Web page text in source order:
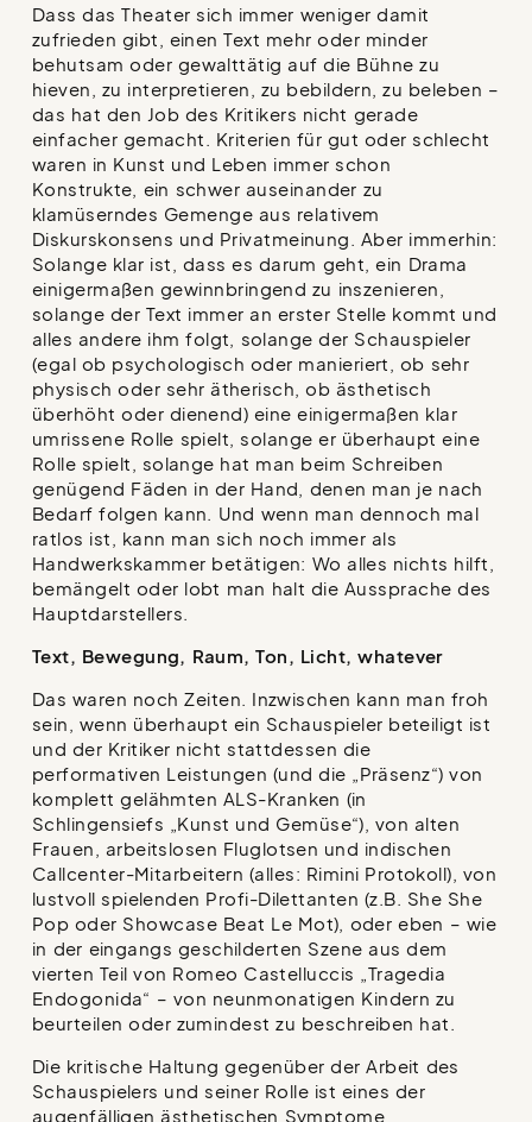
Dass das Theater sich immer weniger damit
zufrieden gibt, einen Text mehr oder minder
behutsam oder gewalttätig auf die Bühne zu
hieven, zu interpretieren, zu bebildern, zu beleben –
das hat den Job des Kritikers nicht gerade
einfacher gemacht. Kriterien für gut oder schlecht
waren in Kunst und Leben immer schon
Konstrukte, ein schwer auseinander zu
klamüserndes Gemenge aus relativem
Diskurskonsens und Privatmeinung. Aber immerhin:
Solange klar ist, dass es darum geht, ein Drama
einigermaßen gewinnbringend zu inszenieren,
solange der Text immer an erster Stelle kommt und
alles andere ihm folgt, solange der Schauspieler
(egal ob psychologisch oder manieriert, ob sehr
physisch oder sehr ätherisch, ob ästhetisch
überhöht oder dienend) eine einigermaßen klar
umrissene Rolle spielt, solange er überhaupt eine
Rolle spielt, solange hat man beim Schreiben
genügend Fäden in der Hand, denen man je nach
Bedarf folgen kann. Und wenn man dennoch mal
ratlos ist, kann man sich noch immer als
Handwerkskammer betätigen: Wo alles nichts hilft,
bemängelt oder lobt man halt die Aussprache des
Hauptdarstellers.
Text, Bewegung, Raum, Ton, Licht, whatever
Das waren noch Zeiten. Inzwischen kann man froh
sein, wenn überhaupt ein Schauspieler beteiligt ist
und der Kritiker nicht stattdessen die
performativen Leistungen (und die „Präsenz“) von
komplett gelähmten ALS-Kranken (in
Schlingensiefs „Kunst und Gemüse“), von alten
Frauen, arbeitslosen Fluglotsen und indischen
Callcenter-Mitarbeitern (alles: Rimini Protokoll), von
lustvoll spielenden Profi-Dilettanten (z.B. She She
Pop oder Showcase Beat Le Mot), oder eben – wie
in der eingangs geschilderten Szene aus dem
vierten Teil von Romeo Castelluccis „Tragedia
Endogonida“ – von neunmonatigen Kindern zu
beurteilen oder zumindest zu beschreiben hat.
Die kritische Haltung gegenüber der Arbeit des
Schauspielers und seiner Rolle ist eines der
augenfälligen ästhetischen Symptome